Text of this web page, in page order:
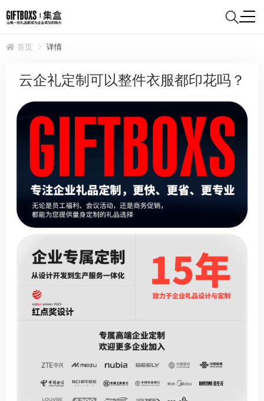
首页 详情
云企礼定制可以整件衣服都印花吗？